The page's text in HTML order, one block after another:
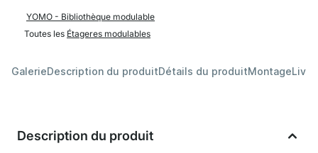
YOMO - Bibliothèque modulable
Toutes les Étageres modulables
GalerieDescription du produitDétails du produitMontage
Description du produit